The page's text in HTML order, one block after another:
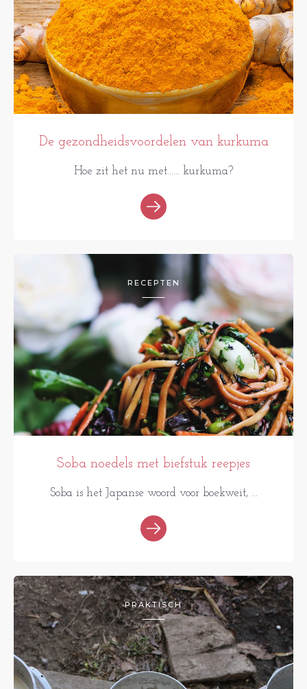
De gezondheidsvoordelen van kurkuma
Hoe zit het nu met...... kurkuma?
RECEPTEN
Soba noedels met biefstuk reepjes
Soba is het Japanse woord voor boekweit, ...
PRAKTISCH